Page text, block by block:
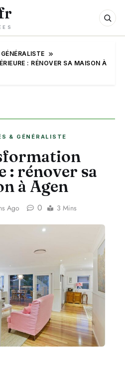
: RÉNOVER SA MAISON À
& GÉNÉRALISTE
: rénover sa
à Agen
Ago 0 3 Mins